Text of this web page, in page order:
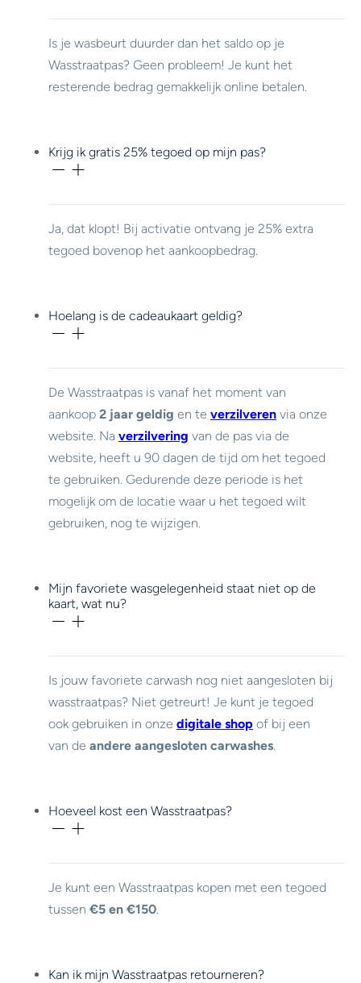
Is je wasbeurt duurder dan het saldo op je
Wasstraatpas? Geen probleem! Je kunt het
resterende bedrag gemakkelijk online betalen.
Krijg ik gratis 25% tegoed op mijn pas?
Ja, dat klopt! Bij activatie ontvang je 25% extra
tegoed bovenop het aankoopbedrag.
Hoelang is de cadeaukaart geldig?
De Wasstraatpas is vanaf het moment van
aankoop 2 jaar geldig en te verzilveren via onze
website. Na verzilvering van de pas via de
website, heeft u 90 dagen de tijd om het tegoed
te gebruiken. Gedurende deze periode is het
mogelijk om de locatie waar u het tegoed wilt
gebruiken, nog te wijzigen.
Mijn favoriete wasgelegenheid staat niet op de
kaart, wat nu?
Is jouw favoriete carwash nog niet aangesloten bij
wasstraatpas? Niet getreurt! Je kunt je tegoed
ook gebruiken in onze digitale shop of bij een
van de andere aangesloten carwashes
Hoeveel kost een Wasstraatpas?
Je kunt een Wasstraatpas kopen met een tegoed
tussen €5 en €150
Kan ik mijn Wasstraatpas retourneren?